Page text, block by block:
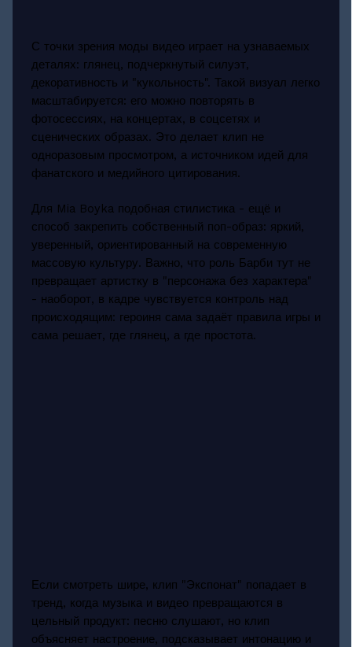
С точки зрения моды видео играет на узнаваемых
деталях: глянец, подчеркнутый силуэт,
декоративность и "кукольность". Такой визуал легко
масштабируется: его можно повторять в
фотосессиях, на концертах, в соцсетях и
сценических образах. Это делает клип не
одноразовым просмотром, а источником идей для
фанатского и медийного цитирования.
Для Mia Boyka подобная стилистика - ещё и
способ закрепить собственный поп-образ: яркий,
уверенный, ориентированный на современную
массовую культуру. Важно, что роль Барби тут не
превращает артистку в "персонажа без характера"
- наоборот, в кадре чувствуется контроль над
происходящим: героиня сама задаёт правила игры и
сама решает, где глянец, а где простота.
Если смотреть шире, клип "Экспонат" попадает в
тренд, когда музыка и видео превращаются в
цельный продукт: песню слушают, но клип
объясняет настроение, подсказывает интонацию и